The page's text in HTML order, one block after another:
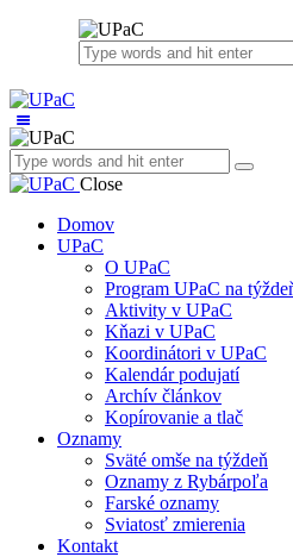
Close
Domov
UPaC
O UPaC
Program UPaC na
Aktivity v UPaC
Kňazi v UPaC
Koordinátori v UPaC
Kalendár podujatí
Archív článkov
Kopírovanie a tlač
Oznamy
Sväté omše na týždeň
Oznamy z Rybárpoľa
Farské oznamy
Sviatosť zmierenia
Kontakt